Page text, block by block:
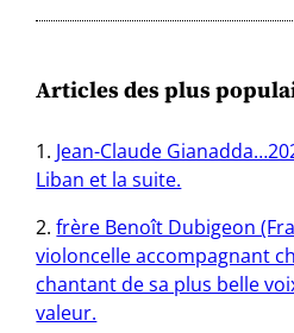
Articles des plus
Jean-Claude
Liban et la suite.
frère Benoît Dubigeon
violoncelle accompagnant
chantant de sa plus belle
valeur.